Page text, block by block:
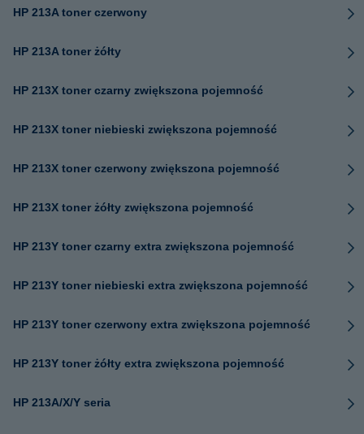
HP 213A toner czerwony
HP 213A toner żółty
HP 213X toner czarny zwiększona pojemność
HP 213X toner niebieski zwiększona pojemność
HP 213X toner czerwony zwiększona pojemność
HP 213X toner żółty zwiększona pojemność
HP 213Y toner czarny extra zwiększona pojemność
HP 213Y toner niebieski extra zwiększona pojemność
HP 213Y toner czerwony extra zwiększona pojemność
HP 213Y toner żółty extra zwiększona pojemność
HP 213A/X/Y seria